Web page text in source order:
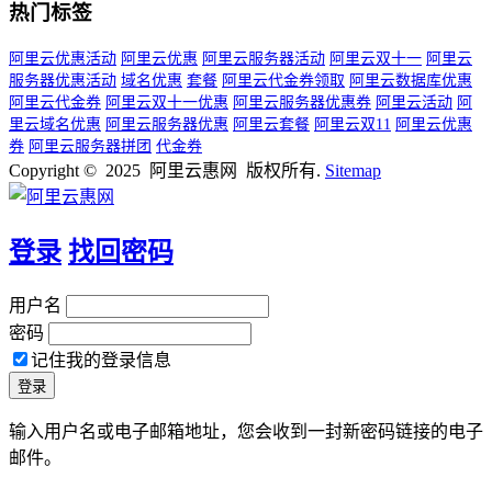
热门标签
阿里云优惠活动 阿里云优惠 阿里云服务器活动 阿里云双十一 阿里云
服务器优惠活动 域名优惠 套餐 阿里云代金券领取 阿里云数据库优惠
阿里云代金券 阿里云双十一优惠 阿里云服务器优惠券 阿里云活动 阿
里云域名优惠 阿里云服务器优惠 阿里云套餐 阿里云双11 阿里云优惠
券 阿里云服务器拼团 代金券
Copyright © 2025 阿里云惠网 版权所有. Sitemap
登录 找回密码
用户名
密码
记住我的登录信息
输入用户名或电子邮箱地址，您会收到一封新密码链接的电子
邮件。